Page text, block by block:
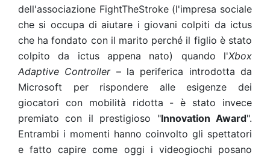
dell'associazione FightTheStroke (l'impresa sociale
che si occupa di aiutare i giovani colpiti da ictus
che ha fondato con il marito perché il figlio è stato
colpito da ictus appena nato) quando l'Xbox
Adaptive Controller – la periferica introdotta da
Microsoft per rispondere alle esigenze dei
giocatori con mobilità ridotta - è stato invece
premiato con il prestigioso "Innovation Award".
Entrambi i momenti hanno coinvolto gli spettatori
e fatto capire come oggi i videogiochi posano